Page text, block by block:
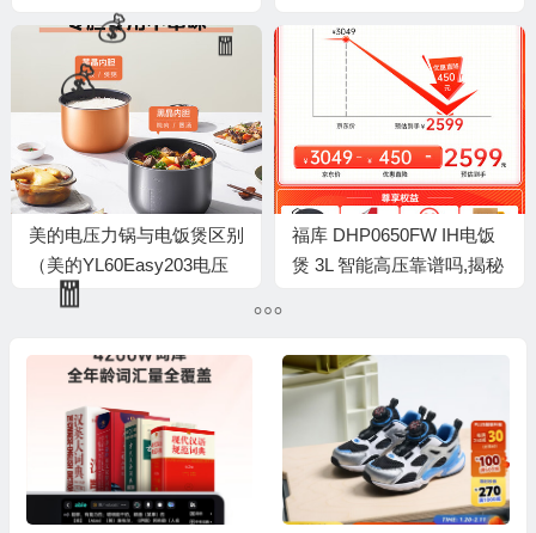
香，智能又实用
美的电压力锅与电饭煲区别
（美的YL60Easy203电压
力锅电饭煲是否值得入手）
福库 DHP0650FW IH电饭
煲 3L 智能高压靠谱吗,揭秘
吗,揭秘内幕）
💰 🧧
💰 🎁